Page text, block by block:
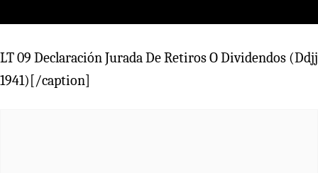
LT 09 Declaración Jurada De Retiros O Dividendos (Ddjj
1941)[/caption]